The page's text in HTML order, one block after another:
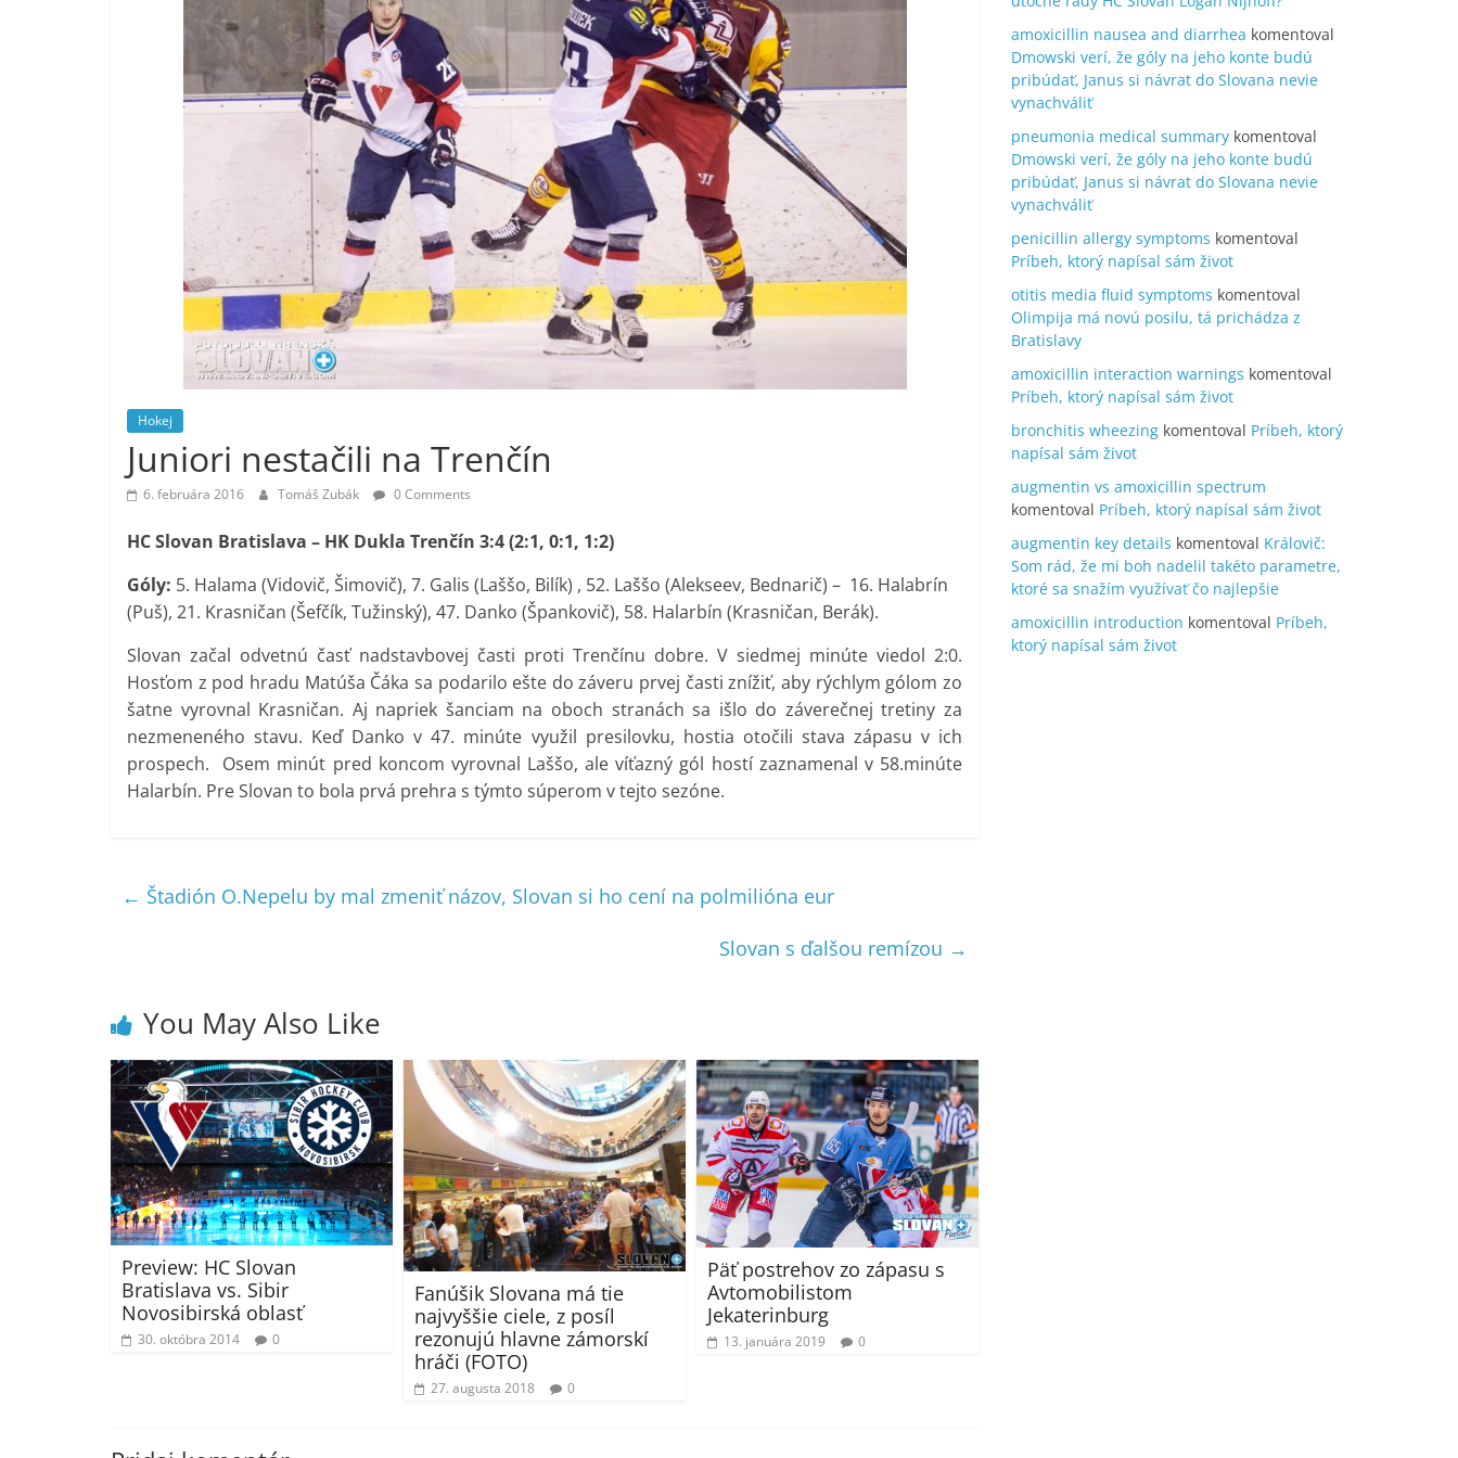
Hokej
Juniori nestačili na Trenčín
6. februára 2016 Tomáš Zubák 0 Comments
HC Slovan Bratislava – HK Dukla Trenčín 3:4 (2:1, 0:1, 1:2)
Góly: 5. Halama (Vidovič, Šimovič), 7. Galis (Laššo, Bilík) , 52. Laššo (Alekseev, Bednarič) – 16. Halabrín
(Puš), 21. Krasničan (Šefčík, Tužinský), 47. Danko (Špankovič), 58. Halarbín (Krasničan, Berák).
Slovan začal odvetnú časť nadstavbovej časti proti Trenčínu dobre. V siedmej minúte viedol 2:0.
Hosťom z pod hradu Matúša Čáka sa podarilo ešte do záveru prvej časti znížiť, aby rýchlym gólom zo
šatne vyrovnal Krasničan. Aj napriek šanciam na oboch stranách sa išlo do záverečnej tretiny za
nezmeneného stavu. Keď Danko v 47. minúte využil presilovku, hostia otočili stava zápasu v ich
prospech. Osem minút pred koncom vyrovnal Laššo, ale víťazný gól hostí zaznamenal v 58.minúte
Halarbín. Pre Slovan to bola prvá prehra s týmto súperom v tejto sezóne.
← Štadión O.Nepelu by mal zmeniť názov, Slovan si ho cení na polmilióna eur
Slovan s ďalšou remízou →
You May Also Like
Preview: HC Slovan
Bratislava vs. Sibir
Novosibirská oblasť
30. októbra 2014 0
Fanúšik Slovana má tie
najvyššie ciele, z posíl
rezonujú hlavne zámorskí
hráči (FOTO)
27. augusta 2018 0
Päť postrehov zo zápasu s
Avtomobilistom
Jekaterinburg
13. januára 2019 0
amoxicillin nausea and diarrhea komentoval
Dmowski verí, že góly na jeho konte budú
pribúdať, Janus si návrat do Slovana nevie
vynachváliť
pneumonia medical summary komentoval
Dmowski verí, že góly na jeho konte budú
pribúdať, Janus si návrat do Slovana nevie
vynachváliť
penicillin allergy symptoms komentoval
Príbeh, ktorý napísal sám život
otitis media fluid symptoms komentoval
Olimpija má novú posilu, tá prichádza z
Bratislavy
amoxicillin interaction warnings komentoval
Príbeh, ktorý napísal sám život
bronchitis wheezing komentoval Príbeh, ktorý
napísal sám život
augmentin vs amoxicillin spectrum
komentoval Príbeh, ktorý napísal sám život
augmentin key details komentoval Královič:
Som rád, že mi boh nadelil takéto parametre,
ktoré sa snažím využívať čo najlepšie
amoxicillin introduction komentoval Príbeh,
ktorý napísal sám život